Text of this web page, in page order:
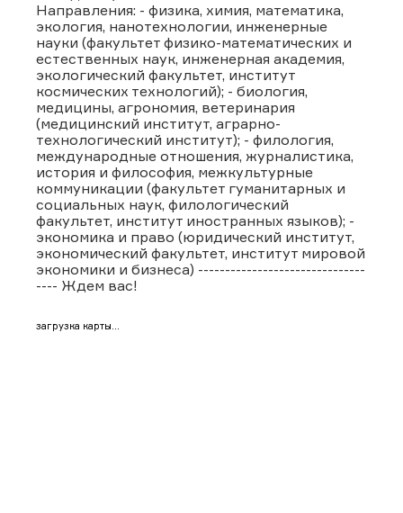
Направления: - физика, химия, математика,
экология, нанотехнологии, инженерные
науки (факультет физико-математических и
естественных наук, инженерная академия,
экологический факультет, институт
космических технологий); - биология,
медицины, агрономия, ветеринария
(медицинский институт, аграрно-
технологический институт); - филология,
международные отношения, журналистика,
история и философия, межкультурные
коммуникации (факультет гуманитарных и
социальных наук, филологический
факультет, институт иностранных языков); -
экономика и право (юридический институт,
экономический факультет, институт мировой
экономики и бизнеса) -------------------------------
---- Ждем вас!
загрузка карты...